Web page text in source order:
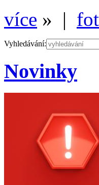
více » |
Vyhledávání:
Novinky